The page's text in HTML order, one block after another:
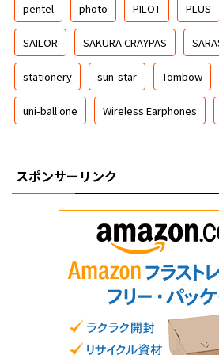
pentel photo PILOT PLUS
SAILOR SAKURA CRAYPAS
stationery sun-star Tombow
uni-ball one Wireless Earphones
スポンサーリンク